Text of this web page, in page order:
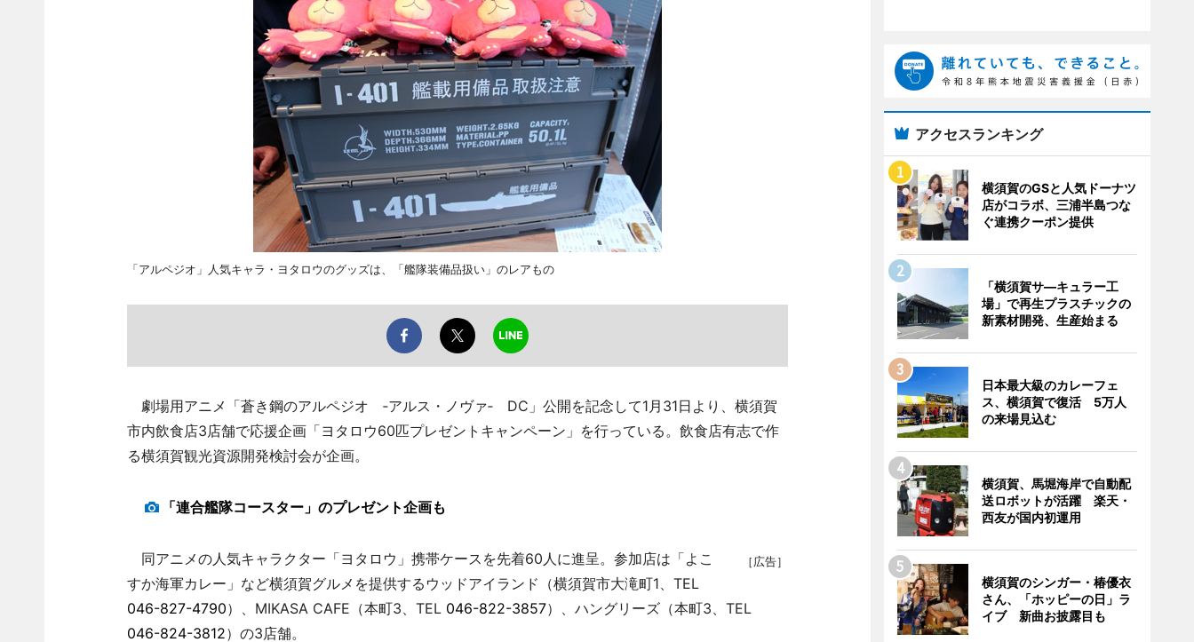
「アルペジオ」人気キャラ・ヨタロウのグッズは、「艦隊装備品扱い」のレアもの
劇場用アニメ「蒼き鋼のアルペジオ ‐アルス・ノヴァ‐ DC」公開を記念して1月31日より、横須賀
市内飲食店3店舗で応援企画「ヨタロウ60匹プレゼントキャンペーン」を行っている。飲食店有志で作
る横須賀観光資源開発検討会が企画。
「連合艦隊コースター」のプレゼント企画も
［広告］
同アニメの人気キャラクター「ヨタロウ」携帯ケースを先着60人に進呈。参加店は「よこ
すか海軍カレー」など横須賀グルメを提供するウッドアイランド（横須賀市大滝町1、TEL
046-827-4790）、MIKASA CAFE（本町3、TEL 046-822-3857）、ハングリーズ（本町3、TEL
046-824-3812）の3店舗。
アクセスランキング
横須賀のGSと人気ドーナツ
店がコラボ、三浦半島つな
ぐ連携クーポン提供
「横須賀サ―キュラー工
場」で再生プラスチックの
新素材開発、生産始まる
日本最大級のカレーフェ
ス、横須賀で復活 5万人
の来場見込む
横須賀、馬堀海岸で自動配
送ロボットが活躍 楽天・
西友が国内初運用
横須賀のシンガー・椿優衣
さん、「ホッピーの日」ラ
イブ 新曲お披露目も